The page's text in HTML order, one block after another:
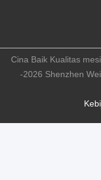
Cina Baik Kualitas
-2026 Shenzhen